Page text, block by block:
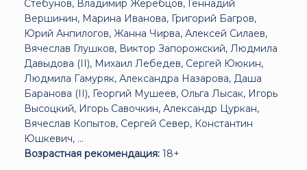
Стебунов, Владимир Жеребцов, Геннадий
Вершинин, Марина Иванова, Григорий Багров,
Юрий Анпилогов, Жанна Чирва, Алексей Силаев,
Вячеслав Глушков, Виктор Запорожский, Людмила
Давыдова (II), Михаил Лебедев, Сергей Ююкин,
Людмила Гамуряк, Александра Назарова, Даша
Баранова (II), Георгий Мушеев, Ольга Лысак, Игорь
Высоцкий, Игорь Савочкин, Александр Цуркан,
Вячеслав Копытов, Сергей Север, Константин
Юшкевич, ...
Возрастная рекомендация: 18+